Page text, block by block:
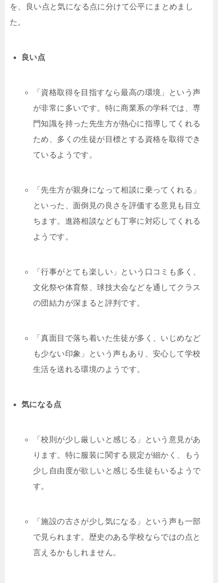
を、良い点と気になる点に分けて公平にまとめまし
た。
良い点
「資格取得を目指すなら最高の環境」という声
が非常に多いです。特に商業系の学科では、専
門知識を持った先生方が熱心に指導してくれる
ため、多くの生徒が目標とする資格を取得でき
ているようです。
「先生方が親身になって相談に乗ってくれる」
といった、面倒見の良さを評価する意見も目立
ちます。進路相談なども丁寧に対応してくれる
ようです。
「行事がとても楽しい」という口コミも多く、
文化祭や体育祭、球技大会などを通してクラス
の団結力が深まると評判です。
「真面目で落ち着いた生徒が多く、いじめなど
も少ない印象」という声もあり、安心して学校
生活を送れる環境のようです。
気になる点
「校則が少し厳しいと感じる」という意見があ
ります。特に服装に関する規定が細かく、もう
少し自由度が欲しいと感じる生徒もいるようで
す。
「施設の古さが少し気になる」という声も一部
で見られます。歴史のある学校ならではの点と
言えるかもしれません。